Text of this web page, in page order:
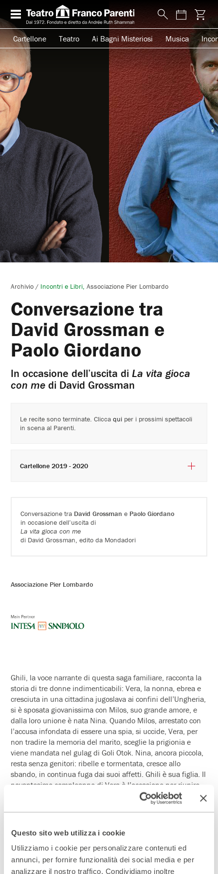
Questo sito web utilizza i cookie
Utilizziamo i cookie per personalizzare contenuti ed
annunci, per fornire funzionalità dei social media e per
analizzare il nostro traffico. Condividiamo inoltre
Cartellone Teatro Ai Bagni Misteriosi Musica
Archivio / Incontri e Libri Associazione Pier Lombardo
Conversazione tra
David Grossman e
Paolo Giordano
In occasione dell’uscita diLa vita gioca
con me di David Grossman
Conversazione tra David Grossman e Paolo Giordano
in occasione dell’uscita di
La vita gioca con me
di David Grossman, edito da Mondadori
Associazione Pier Lombardo
Ghili, la voce narrante di questa saga familiare, racconta la
storia di tre donne indimenticabili: Vera, la nonna, ebrea e
cresciuta in una cittadina jugoslava ai confini dell’Ungheria,
si è sposata giovanissima con Milos, suo grande amore, e
dalla loro unione è nata Nina. Quando Milos, arrestato con
l’accusa infondata di essere una spia, si uccide, Vera, per
non tradire la memoria del marito, sceglie la prigionia e
viene mandata nel gulag di Goli Otok. Nina, ancora piccola,
resta senza genitori: ribelle e tormentata, cresce allo
sbando, in continua fuga dai suoi affetti. Ghili è sua figlia. Il
novantesimo compleanno di Vera è l’occasione per riunire
la famiglia e ripercorrere le tappe delle loro esistenze. Nina
propone un viaggio a Goli Otok, luogo che ha segnato la vita
riemergere il passato e i suoi segreti, e per ritrovare un
equilibrio familiare che sembrava ormai irrimediabilmente
compromesso.
David Grossman(Gerusalemme 1954), noto per il suo
Le recite sono terminate. Cliccaqui per i prossimi spettacoli
in scena al Parenti.
Cartellone 2019 - 2020